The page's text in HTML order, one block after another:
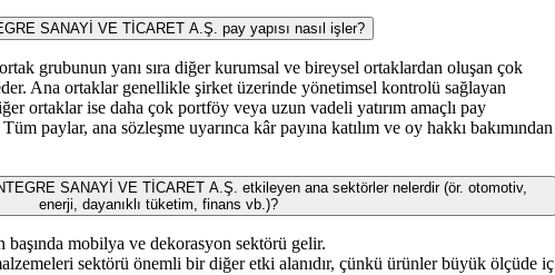
SANAYİ VE TİCARET A.Ş. pay yapısı nasıl işler?
grubunun yanı sıra diğer kurumsal ve bireysel ortaklardan oluşan çok
Ana ortaklar genellikle şirket üzerinde yönetimsel kontrolü sağlayan
ortaklar ise daha çok portföy veya uzun vadeli yatırım amaçlı pay
paylar, ana sözleşme uyarınca kâr payına katılım ve oy hakkı bakımından
SANAYİ VE TİCARET A.Ş. etkileyen ana sektörler nelerdir (ör. otomotiv,
enerji, dayanıklı tüketim, finans vb.)?
mobilya ve dekorasyon sektörü gelir.
sektörü önemli bir diğer etki alanıdır, çünkü ürünler büyük ölçüde iç